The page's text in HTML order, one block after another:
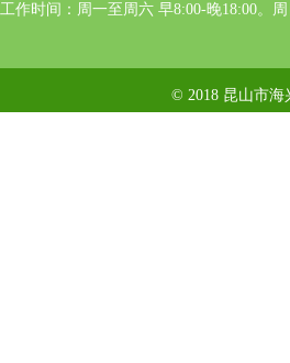
工作时间：周一至周六 早8:00-晚18:00。
© 2018 昆山市海